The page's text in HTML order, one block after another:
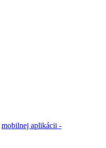
mobilnej aplikácii -